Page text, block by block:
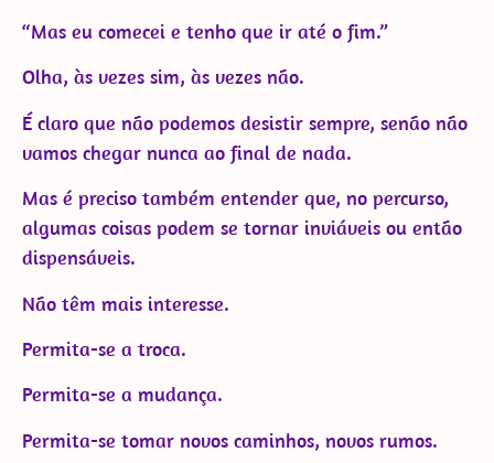
“Mas eu comecei e tenho que ir até o fim.”
Olha, às vezes sim, às vezes não.
É claro que não podemos desistir sempre, senão não
vamos chegar nunca ao final de nada.
Mas é preciso também entender que, no percurso,
algumas coisas podem se tornar inviáveis ou então
dispensáveis.
Não têm mais interesse.
Permita-se a troca.
Permita-se a mudança.
Permita-se tomar novos caminhos, novos rumos.